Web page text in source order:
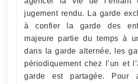
jugement rendu. La garde
à confier la garde des
majeure partie du temps à
dans la garde alternée, les
périodiquement chez l’un et
garde est partagée. Pour